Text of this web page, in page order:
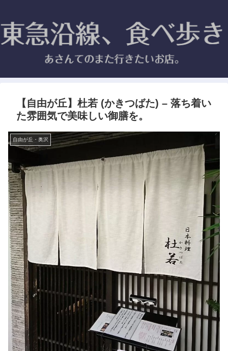
【自由が丘】杜若 (かきつばた) – 落ち着い
た雰囲気で美味しい御膳を。
自由が丘・奥沢